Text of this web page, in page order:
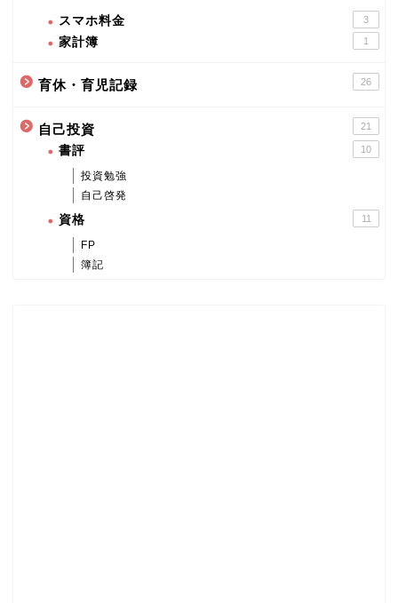
スマホ料金 3
家計簿 1
育休・育児記録 26
自己投資 21
書評 10
投資勉強
自己啓発
資格 11
FP
簿記